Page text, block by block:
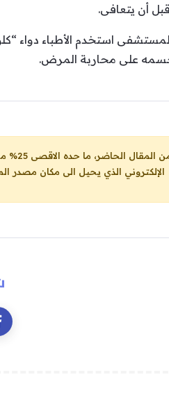
أن يتعافى.
25% من مجموع المقال، شرط: ذكر اسم المؤلف والناشر ووضع رابط
الإلكتروني الذي يحيل الى مكان مصدر